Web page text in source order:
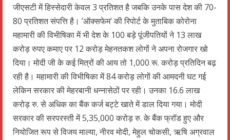
जीएसटी में हिस्सेदारी केवल 3 प्रतिशत है जबकि उनके पास देश की 70-
80 प्रतिशत संपत्ति है। ’ऑक्सफेम’ की रिपोर्ट के मुताबिक कोरोना
महामारी की विभीषिका में भी देश के 100 बड़े पूंजीपतियों ने 13 लाख
करोड़ रुपए कमाए पर 12 करोड़ मेहनतकश लोगों ने अपना रोजगार खो
दिया। मोदी जी के कई मित्रों की आय तो 1,000 रू. करोड़ प्रतिदिन बढ़
रही है। महामारी की विभीषिका में 84 करोड़ लोगों की आमदनी घट गई
लेकिन सरकार की मेहरबानी धन्नासेठों पर रही। उनका 16.6 लाख
करोड़ रु. से अधिक का बैंक कर्ज बट्टे खाते में डाल दिया गया। मोदी
सरकार की सरपरस्ती में 5,35,000 करोड़ रु. के बैंक फ्रॉड हुए और
नियोजित रूप से विजय माल्या, नीरव मोदी, मेहुल चोकसी, ऋषि अग्रवाल